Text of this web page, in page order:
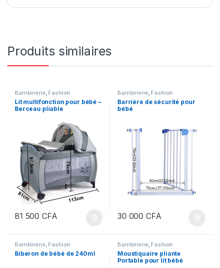
Produits similaires
Bambinerie, Fashion
Lit multifonction pour bébé –
Berceau pliable
81 500CFA
Bambinerie, Fashion
Barrière de sécurité pour
bébé
30 000CFA
Bambinerie, Fashion
Biberon de bébé de 240ml
Bambinerie, Fashion
Moustiquaire pliante
Portable pour lit bébé